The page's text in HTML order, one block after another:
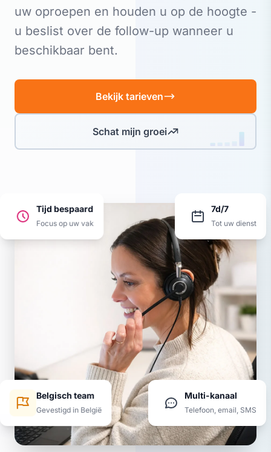
uw oproepen en houden u op de hoogte -
u beslist over de follow-up wanneer u
beschikbaar bent.
Bekijk tarieven
Schat mijn groei
7d/7
Tot uw dienst
Tijd bespaard
Focus op uw vak
Belgisch team
Gevestigd in België
Multi-kanaal
Telefoon, email, SMS